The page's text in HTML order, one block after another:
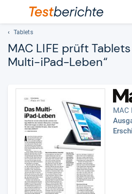
Tablets
MAC LIFE prüft
Multi-​iPad-​Leben“
MAC